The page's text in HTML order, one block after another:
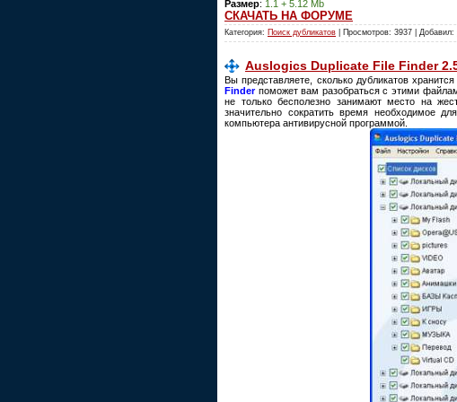
Размер: 1.1 + 5.12 Mb
СКАЧАТЬ НА ФОРУМЕ
Категория: Поиск дубликатов | Просмотров: 3937 | Добавил:
Auslogics Duplicate File Finder
Вы представляете, сколько дубликатов
Finderпоможет вам разобраться с этими
не только бесполезно занимают место на
значительно сократить время необходимое
компьютера антивирусной программой.